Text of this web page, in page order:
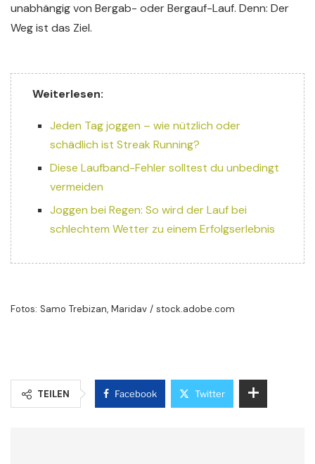
unabhängig von Bergab- oder Bergauf-Lauf. Denn: Der
Weg ist das Ziel.
Weiterlesen:
Jeden Tag joggen – wie nützlich oder
schädlich ist Streak Running?
Diese Laufband-Fehler solltest du unbedingt
vermeiden
Joggen bei Regen: So wird der Lauf bei
schlechtem Wetter zu einem Erfolgserlebnis
Fotos: Samo Trebizan, Maridav / stock.adobe.com
TEILEN Facebook Twitter